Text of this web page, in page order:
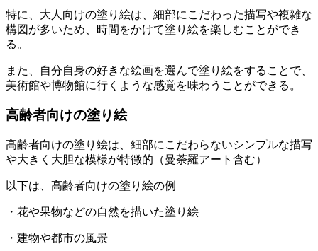
特に、大人向けの塗り絵は、細部にこだわった描写や複雑な
構図が多いため、時間をかけて塗り絵を楽しむことができ
る。
また、自分自身の好きな絵画を選んで塗り絵をすることで、
美術館や博物館に行くような感覚を味わうことができる。
高齢者向けの塗り絵
高齢者向けの塗り絵は、細部にこだわらないシンプルな描写
や大きく大胆な模様が特徴的（曼荼羅アート含む）
以下は、高齢者向けの塗り絵の例
・花や果物などの自然を描いた塗り絵
・建物や都市の風景